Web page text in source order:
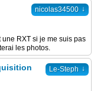
nicolas34500 ↓
RXT si je me suis pas
les photos.
Le-Steph ↓